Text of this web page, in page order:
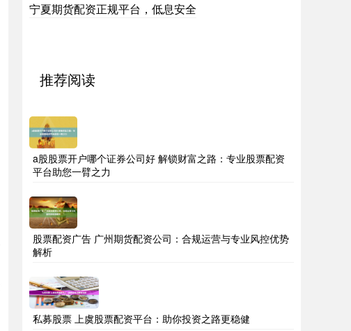
宁夏期货配资正规平台，低息安全
推荐阅读
a股股票开户哪个证券公司好 解锁财富之路：专业股票配资
平台助您一臂之力
股票配资广告 广州期货配资公司：合规运营与专业风控优势
解析
私募股票 上虞股票配资平台：助你投资之路更稳健